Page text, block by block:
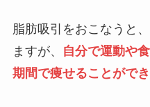
脂肪吸引をおこなうと
ますが、
自分で運動や
期間で痩せることができ